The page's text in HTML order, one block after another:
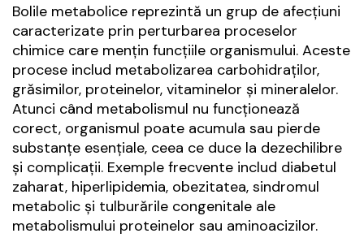
Bolile metabolice reprezintă un grup de afecțiuni
caracterizate prin perturbarea proceselor
chimice care mențin funcțiile organismului. Aceste
procese includ metabolizarea carbohidraților,
grăsimilor, proteinelor, vitaminelor și mineralelor.
Atunci când metabolismul nu funcționează
corect, organismul poate acumula sau pierde
substanțe esențiale, ceea ce duce la dezechilibre
și complicații. Exemple frecvente includ diabetul
zaharat, hiperlipidemia, obezitatea, sindromul
metabolic și tulburările congenitale ale
metabolismului proteinelor sau aminoacizilor.